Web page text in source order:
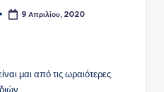
9 Απριλίου, 2020
μαι από τις ωραιότερες